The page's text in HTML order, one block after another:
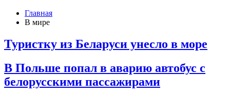
Главная
В мире
Туристку из Беларуси унесло в море
В Польше попал в аварию автобус с
белорусскими пассажирами